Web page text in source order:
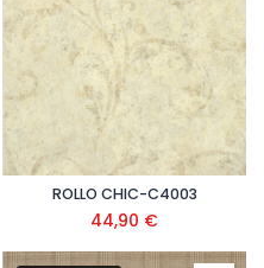
ROLLO CHIC-C4003
44,90 €